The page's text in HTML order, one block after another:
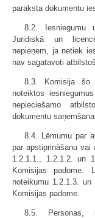
paraksta dokumentu
8.2. Iesniegumu
Juridiskā un
nepieņem, ja netiek
nav sagatavoti
8.3. Komisija šo
noteiktos
nepieciešamo
dokumentu
8.4. Lēmumu par
par apstiprināšanu vai
1.2.1.1., 1.2.1.2. un
Komisijas padome.
noteikumu 1.2.1.3.
Komisijas padome.
8.5. Personas,